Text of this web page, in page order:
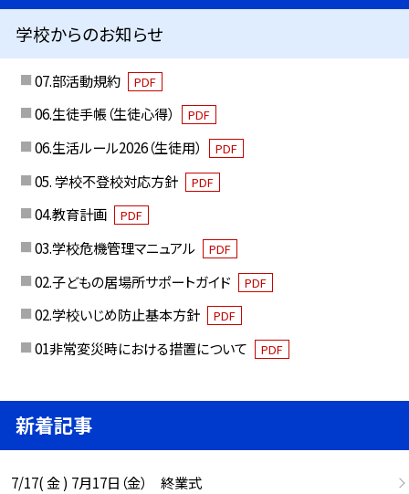
学校からのお知らせ
07.部活動規約 PDF
06.生徒手帳（生徒心得） PDF
06.生活ルール2026（生徒用） PDF
05. 学校不登校対応方針 PDF
04.教育計画 PDF
03.学校危機管理マニュアル PDF
02.子どもの居場所サポートガイド PDF
02.学校いじめ防止基本方針 PDF
01非常変災時における措置について PDF
新着記事
7/17( 金 ) 7月17日（金） 終業式